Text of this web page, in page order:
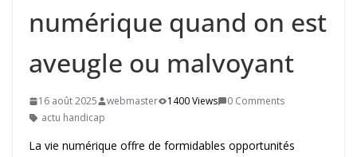
numérique quand on est
aveugle ou malvoyant
16 août 2025 webmaster 1400 Views
0 Comments
actu handicap
La vie numérique offre de formidables opportunités